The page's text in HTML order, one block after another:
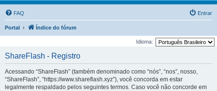
FAQ Entrar
Portal Índice do fórum
Idioma:
ShareFlash - Registro
Acessando “ShareFlash” (também denominado como “nós”, “nos”, nosso,
“ShareFlash”, “https://www.shareflash.xyz”), você concorda em estar
legalmente respaldado pelos seguintes termos. Caso você não concorde em